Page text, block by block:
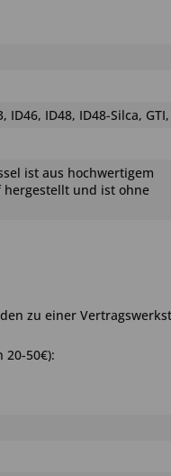
ID46, ID48, ID48-Silca,
ist aus hochwertigem
hergestellt und ist ohne
zu einer
20-50€):